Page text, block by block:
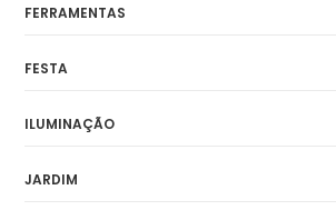
FERRAMENTAS
FESTA
ILUMINAÇÃO
JARDIM